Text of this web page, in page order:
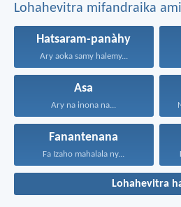
Lohahevitra mifandraika
Hatsaram-panàhy
Ary aoka samy halemy...
Asa
Ary na inona na...
Fanantenana
Fa Izaho mahalala ny...
Lohahevitra